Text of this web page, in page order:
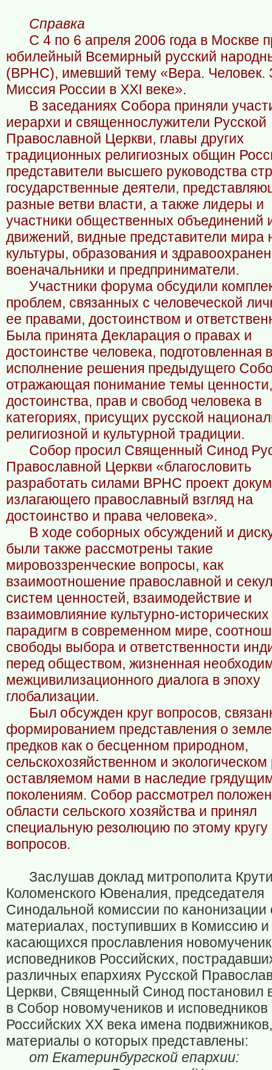
Справка
С 4 по 6 апреля 2006 года в Москве
юбилейный Всемирный русский
(ВРНС), имевший тему «Вера. Человек.
Миссия России в XXI веке».
В заседаниях Собора приняли
иерархи и священнослужители Русской
Православной Церкви, главы других
традиционных религиозных общин
представители высшего руководства
государственные деятели,
разные ветви власти, а также лидеры и
участники общественных объединений
движений, видные представители мира
культуры, образования и
военачальники и предприниматели.
Участники форума обсудили
проблем, связанных с человеческой
ее правами, достоинством и
Была принята Декларация о правах и
достоинстве человека, подготовленная
исполнение решения предыдущего
отражающая понимание темы ценности,
достоинства, прав и свобод человека в
категориях, присущих русской
религиозной и культурной традиции.
Собор просил Священный Синод
Православной Церкви «благословить
разработать силами ВРНС проект
излагающего православный взгляд на
достоинство и права человека».
В ходе соборных обсуждений и
были также рассмотрены такие
мировоззренческие вопросы, как
взаимоотношение православной и
систем ценностей, взаимодействие и
взаимовлияние культурно-исторических
парадигм в современном мире,
свободы выбора и ответственности
перед обществом, жизненная
межцивилизационного диалога в эпоху
глобализации.
Был обсужден круг вопросов,
формированием представления о
предков как о бесценном природном,
сельскохозяйственном и
оставляемом нами в наследие
поколениям. Собор рассмотрел
области сельского хозяйства и принял
специальную резолюцию по этому кругу
вопросов.
Заслушав доклад митрополита
Коломенского Ювеналия, председателя
Синодальной комиссии по канонизации
материалах, поступивших в Комиссию и
касающихся прославления
исповедников Российских,
различных епархиях Русской
Церкви, Священный Синод постановил
в Собор новомучеников и исповедников
Российских XX века имена подвижников,
материалы о которых представлены:
от Екатеринбургской епархии: